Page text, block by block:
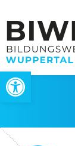
Werkzeugleiste öffnen